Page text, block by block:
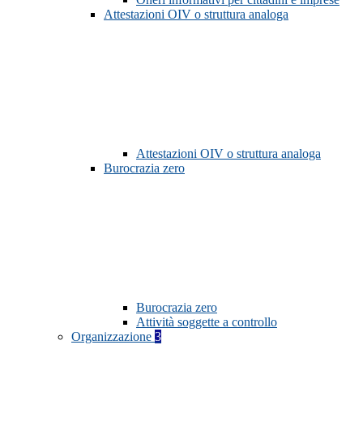
Attestazioni OIV o struttura analoga
Attestazioni OIV o struttura analoga
Burocrazia zero
Burocrazia zero
Attività soggette a controllo
Organizzazione 3